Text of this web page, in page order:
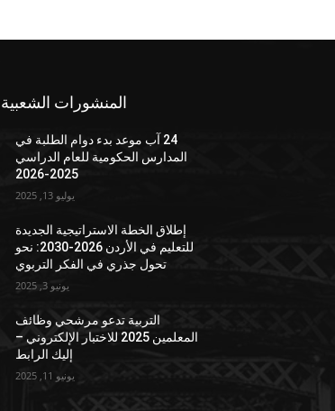
المنشورات الشعبية
24 آب موعد بدء دوام الطلبة في
المدارس الحكومية للعام الدراسي
2025-2026
يوليو 13, 2025
إطلاق الخطة الاستراتيجية الجديدة
للتعليم في الأردن 2026-2030: نحو
تحول جذري في الفكر التربوي
يونيو 3, 2025
التربية تدعو مرشحي وظائف
المعلمين 2025 للاختبار الإلكتروني –
إليك الرابط
يونيو 11, 2025